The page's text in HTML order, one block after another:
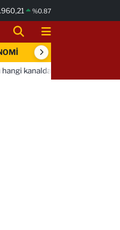
%0.87
SİYASET
kaçta!